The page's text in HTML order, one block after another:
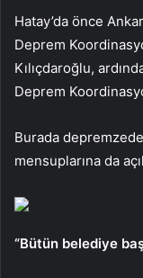
Hatay’da önce
Deprem
Kılıçdaroğlu,
Deprem
Burada
mensuplarına da
“Bütün belediye